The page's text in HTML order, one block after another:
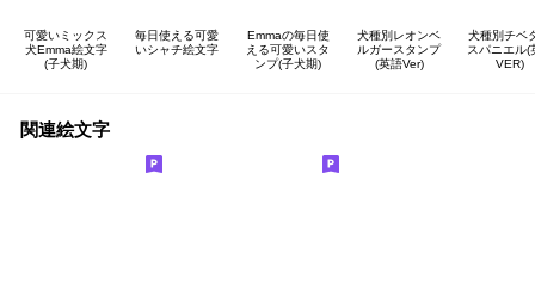
可愛いミックス
犬Emma絵文字
(子犬期)
毎日使える可愛
いシャチ絵文字
Emmaの毎日使
える可愛いスタ
ンプ(子犬期)
犬種別レオンベ
ルガースタンプ
(英語Ver)
犬種別チベ
スパニエル(
VER)
関連絵文字